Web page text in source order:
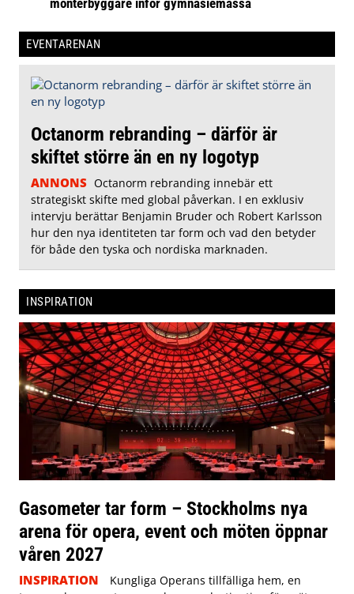
EVENTARENAN
Octanorm rebranding – därför är
skiftet större än en ny logotyp
ANNONS Octanorm rebranding innebär ett
strategiskt skifte med global påverkan. I en exklusiv
intervju berättar Benjamin Bruder och Robert Karlsson
hur den nya identiteten tar form och vad den betyder
för både den tyska och nordiska marknaden.
INSPIRATION
Gasometer tar form – Stockholms nya
arena för opera, event och möten öppnar
våren 2027
INSPIRATION
Kungliga Operans tillfälliga hem, en